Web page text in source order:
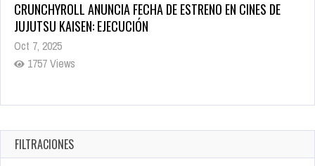
CRUNCHYROLL ANUNCIA FECHA DE ESTRENO EN CINES DE
JUJUTSU KAISEN: EJECUCIÓN
Oct 7, 2025
1757 Views
5 Películas de Terror Basadas en la Vida Real que te Helarán
Oct 22, 2025
1337 Views
FILTRACIONES